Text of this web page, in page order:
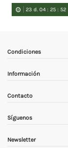
23 d. 04 :25 :51
Condiciones
Información
Contacto
Síguenos
Newsletter